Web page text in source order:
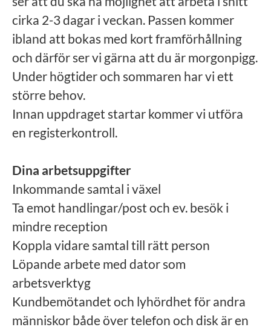
cirka 2-3 dagar i veckan. Passen kommer
ibland att bokas med kort framförhållning
och därför ser vi gärna att du är morgonpigg.
Under högtider och sommaren har vi ett
större behov.
Innan uppdraget startar kommer vi utföra
en registerkontroll.
Dina arbetsuppgifter
Inkommande samtal i växel
Ta emot handlingar/post och ev. besök i
mindre reception
Koppla vidare samtal till rätt person
Löpande arbete med dator som
arbetsverktyg
Kundbemötandet och lyhördhet för andra
människor både över telefon och disk är en